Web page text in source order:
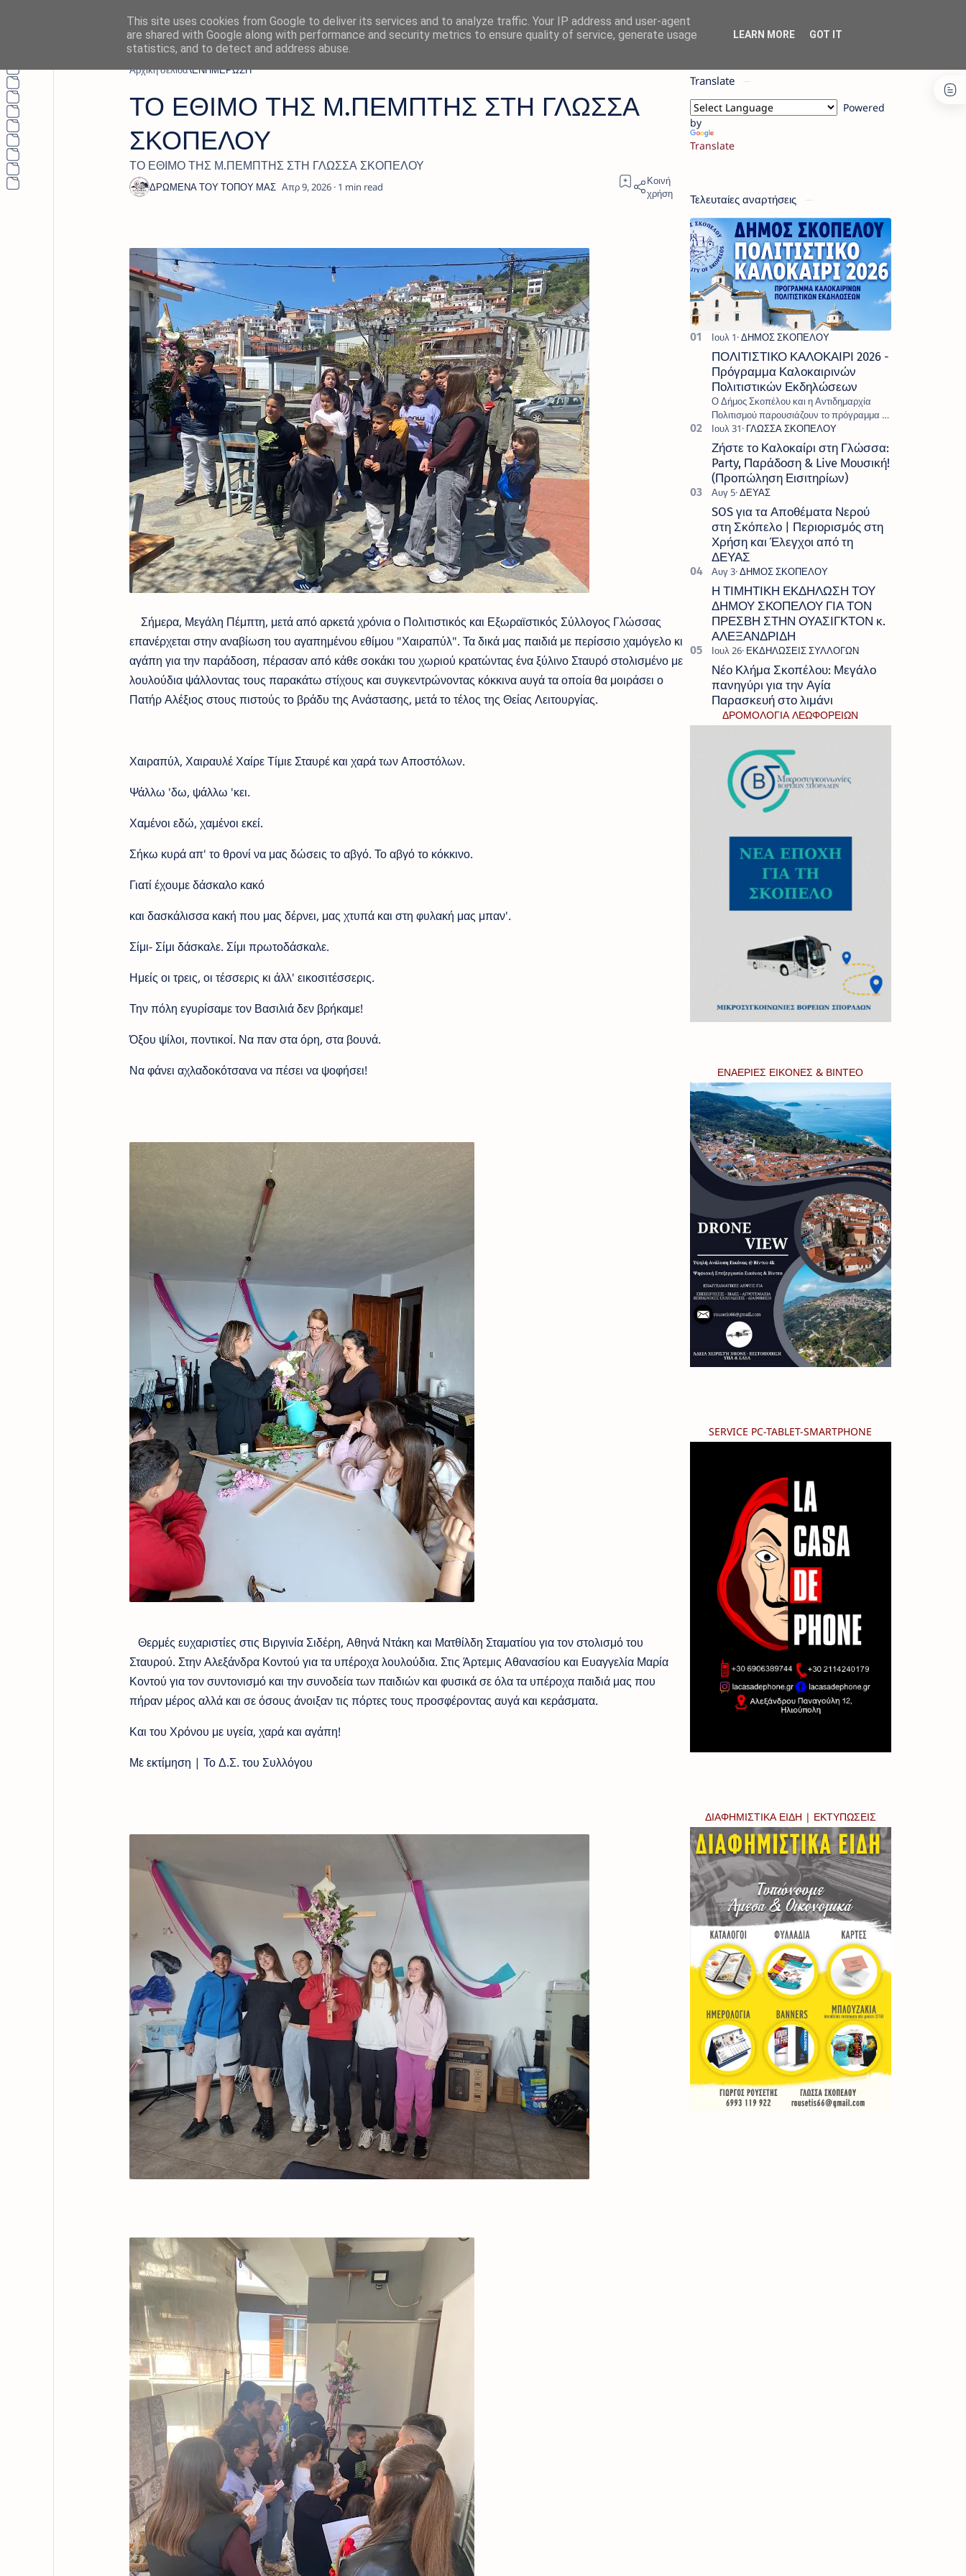
Αρχική σελίδα ΕΝΗΜΕΡΩΣΗ
ΤΟ ΕΘΙΜΟ ΤΗΣ Μ.ΠΕΜΠΤΗΣ ΣΤΗ ΓΛΩΣΣΑ
ΣΚΟΠΕΛΟΥ
ΤΟ ΕΘΙΜΟ ΤΗΣ Μ.ΠΕΜΠΤΗΣ ΣΤΗ ΓΛΩΣΣΑ ΣΚΟΠΕΛΟΥ
1
Σήμερα, Μεγάλη Πέμπτη, μετά από αρκετά χρόνια ο Πολιτιστικός και Εξωραϊστικός Σύλλογος Γλώσσας
επανέρχεται στην αναβίωση του αγαπημένου εθίμου "Χαιραπύλ". Τα δικά μας παιδιά με περίσσιο χαμόγελο κι
αγάπη για την παράδοση, πέρασαν από κάθε σοκάκι του χωριού κρατώντας ένα ξύλινο Σταυρό στολισμένο με
λουλούδια ψάλλοντας τους παρακάτω στίχους και συγκεντρώνοντας κόκκινα αυγά τα οποία θα μοιράσει ο
Πατήρ Αλέξιος στους πιστούς το βράδυ της Ανάστασης, μετά το τέλος της Θείας Λειτουργίας.
Χαιραπύλ, Χαιραυλέ Χαίρε Τίμιε Σταυρέ και χαρά των Αποστόλων.
Ψάλλω 'δω, ψάλλω 'κει.
Χαμένοι εδώ, χαμένοι εκεί.
Σήκω κυρά απ' το θρονί να μας δώσεις το αβγό. Το αβγό το κόκκινο.
Γιατί έχουμε δάσκαλο κακό
και δασκάλισσα κακή που μας δέρνει, μας χτυπά και στη φυλακή μας μπαν'.
Σίμι- Σίμι δάσκαλε. Σίμι πρωτοδάσκαλε.
Ημείς οι τρεις, οι τέσσερις κι άλλ' εικοσιτέσσερις.
Την πόλη εγυρίσαμε τον Βασιλιά δεν βρήκαμε!
Όξου ψίλοι, ποντικοί. Να παν στα όρη, στα βουνά.
Να φάνει αχλαδοκότσανα να πέσει να ψοφήσει!
Θερμές ευχαριστίες στις Βιργινία Σιδέρη, Αθηνά Ντάκη και Ματθίλδη Σταματίου για τον στολισμό του
Σταυρού. Στην Αλεξάνδρα Κοντού για τα υπέροχα λουλούδια. Στις Άρτεμις Αθανασίου και Ευαγγελία Μαρία
Κοντού για τον συντονισμό και την συνοδεία των παιδιών και φυσικά σε όλα τα υπέροχα παιδιά μας που
πήραν μέρος αλλά και σε όσους άνοιξαν τις πόρτες τους προσφέροντας αυγά και κεράσματα.
Και του Χρόνου με υγεία, χαρά και αγάπη!
Με εκτίμηση | Το Δ.Σ. του Συλλόγου
Translate
Powered
by
Translate
Τελευταίες αναρτήσεις
ΠΟΛΙΤΙΣΤΙΚΟ ΚΑΛΟΚΑΙΡΙ 2026 -
Πρόγραμμα Καλοκαιρινών
Πολιτιστικών Εκδηλώσεων
Ο Δήμος Σκοπέλου και η Αντιδημαρχία
Πολιτισμού παρουσιάζουν το πρόγραμμα «
Πολιτιστικό Καλοκαίρι 2026 », ένα πλούσιο
και πολυσυλλεκτικό πρόγραμμα εκδ…
Ζήστε το Καλοκαίρι στη Γλώσσα:
Party, Παράδοση & Live Μουσική!
(Προπώληση Εισιτηρίων)
SOS για τα Αποθέματα Νερού
στη Σκόπελο | Περιορισμός στη
Χρήση και Έλεγχοι από τη
ΔΕΥΑΣ
Η ΤΙΜΗΤΙΚΗ ΕΚΔΗΛΩΣΗ ΤΟΥ
ΔΗΜΟΥ ΣΚΟΠΕΛΟΥ ΓΙΑ ΤΟΝ
ΠΡΕΣΒΗ ΣΤΗΝ ΟΥΑΣΙΓΚΤΟΝ κ.
ΑΛΕΞΑΝΔΡΙΔΗ
Νέο Κλήμα Σκοπέλου: Μεγάλο
πανηγύρι για την Αγία
Παρασκευή στο λιμάνι
ΔΡΟΜΟΛΟΓΙΑ ΛΕΩΦΟΡΕΙΩΝ
ΕΝΑΕΡΙΕΣ ΕΙΚΟΝΕΣ & ΒΙΝΤΕΟ
SERVICE PC-TABLET-SMARTPHONE
ΔΙΑΦΗΜΙΣΤΙΚΑ ΕΙΔΗ | ΕΚΤΥΠΩΣΕΙΣ
This site uses cookies from Google to deliver its services and to analyze traffic. Your IP address and user-agent
are shared with Google along with performance and security metrics to ensure quality of service, generate usage
statistics, and to detect and address abuse.
LEARN MORE GOT IT